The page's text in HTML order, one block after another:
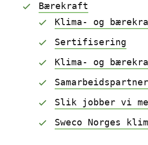
Bærekraft
Klima- og
Sertifisering
Klima- og
Slik jobber vi
Sweco Norges